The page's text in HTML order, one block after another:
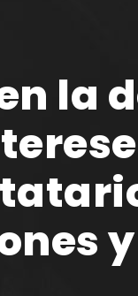
la